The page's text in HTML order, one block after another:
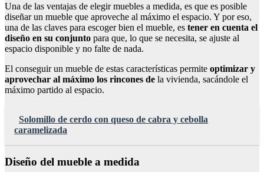
Una de las ventajas de elegir muebles a medida, es que es posible
diseñar un mueble que aproveche al máximo el espacio. Y por eso,
una de las claves para escoger bien el mueble, es tener en cuenta el
diseño en su conjunto para que, lo que se necesita, se ajuste al
espacio disponible y no falte de nada.
El conseguir un mueble de estas características permite optimizar y
aprovechar al máximo los rincones de la vivienda, sacándole el
máximo partido al espacio.
Solomillo de cerdo con queso de cabra y cebolla
caramelizada
Diseño del mueble a medida